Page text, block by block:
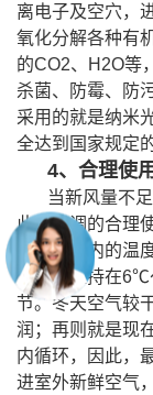
离电子及空穴，
氧化分解各种有
的CO2、 H2O等
杀菌、防霉、防
采用的就是纳米
全达到国家规定
4、合理使
当新风量不
此对空调的合理
理控制室内的温
般温差维持在6℃
节。冬天空气较
润； 再则就是现
内循环，因此，
进室外新鲜空气，